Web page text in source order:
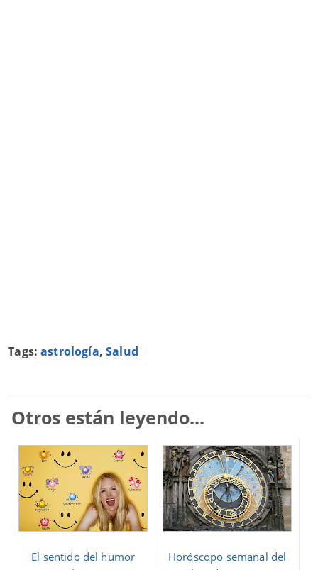
Tags:astrología,Salud
Otros están leyendo...
El sentido del humor
Horóscopo semanal del